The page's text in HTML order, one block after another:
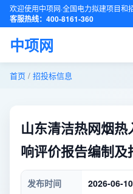
欢迎使用中项网·全国电力拟建项目和
客服热线：400-8161-360
中项网
首页 / 招投标信息
山东清洁热网烟
响评价报告编制
发布时间 2026-06-10